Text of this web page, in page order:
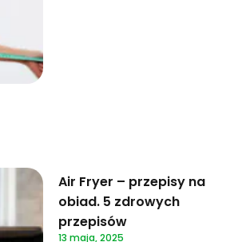
Air Fryer – przepisy na
obiad. 5 zdrowych
przepisów
13 maja, 2025